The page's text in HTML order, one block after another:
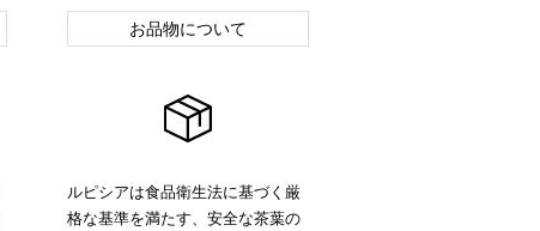
お品物について
ルピシアは食品衛生法に基づく厳
格な基準を満たす、安全な茶葉の